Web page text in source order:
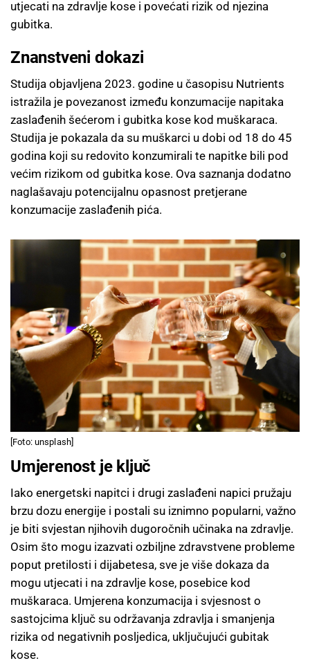
utjecati na zdravlje kose i povećati rizik od njezina
gubitka.
Znanstveni dokazi
Studija objavljena 2023. godine u časopisu Nutrients
istražila je povezanost između konzumacije napitaka
zaslađenih šećerom i gubitka kose kod muškaraca.
Studija je pokazala da su muškarci u dobi od 18 do 45
godina koji su redovito konzumirali te napitke bili pod
većim rizikom od gubitka kose. Ova saznanja dodatno
naglašavaju potencijalnu opasnost pretjerane
konzumacije zaslađenih pića.
[Foto: unsplash]
Umjerenost je ključ
Iako energetski napitci i drugi zaslađeni napici pružaju
brzu dozu energije i postali su iznimno popularni, važno
je biti svjestan njihovih dugoročnih učinaka na zdravlje.
Osim što mogu izazvati ozbiljne zdravstvene probleme
poput pretilosti i dijabetesa, sve je više dokaza da
mogu utjecati i na zdravlje kose, posebice kod
muškaraca. Umjerena konzumacija i svjesnost o
sastojcima ključ su održavanja zdravlja i smanjenja
rizika od negativnih posljedica, uključujući gubitak
kose.